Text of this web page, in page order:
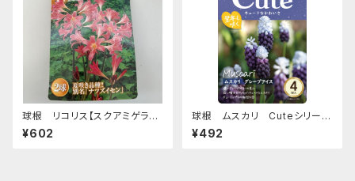
球根 リコリス【スクアミゲラ】y
a [サイズ: 2球入り]
¥602
球根 ムスカリ Cuteシリーズ
【グレープアイス】are [サイズ:
4球入り]
¥492